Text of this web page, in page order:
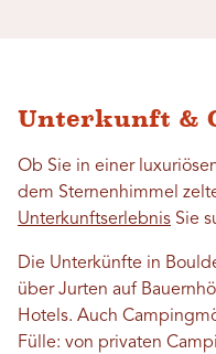
Unterkunft &
Ob Sie in einer
dem Sternenhimmel
Unterkunftserlebnis Sie
Die Unterkünfte in
über Jurten auf
Hotels. Auch
Fülle: von privaten